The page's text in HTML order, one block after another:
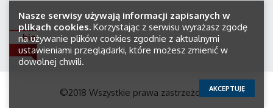
©2018 Wszystkie prawa zastrzeżone.
Nasze serwisy używają informacji zapisanych w
plikach cookies. Korzystając z serwisu wyrażasz zgodę
na używanie plików cookies zgodnie z aktualnymi
ustawieniami przeglądarki, które możesz zmienić w
dowolnej chwili.
AKCEPTUJĘ